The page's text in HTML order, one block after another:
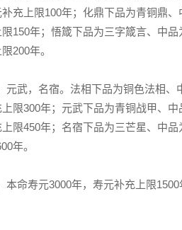
充上限100年；化鼎下品为青铜鼎
150年；悟箴下品为三字箴言、中
200年。
元武，名宿。法相下品为铜色法相
限300年；元武下品为青铜战甲、
限450年；名宿下品为三芒星、中
年。
本命寿元3000年，寿元补充上限